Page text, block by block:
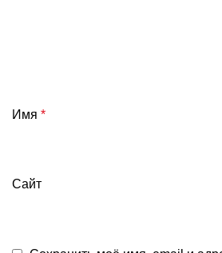
Имя *
Сайт